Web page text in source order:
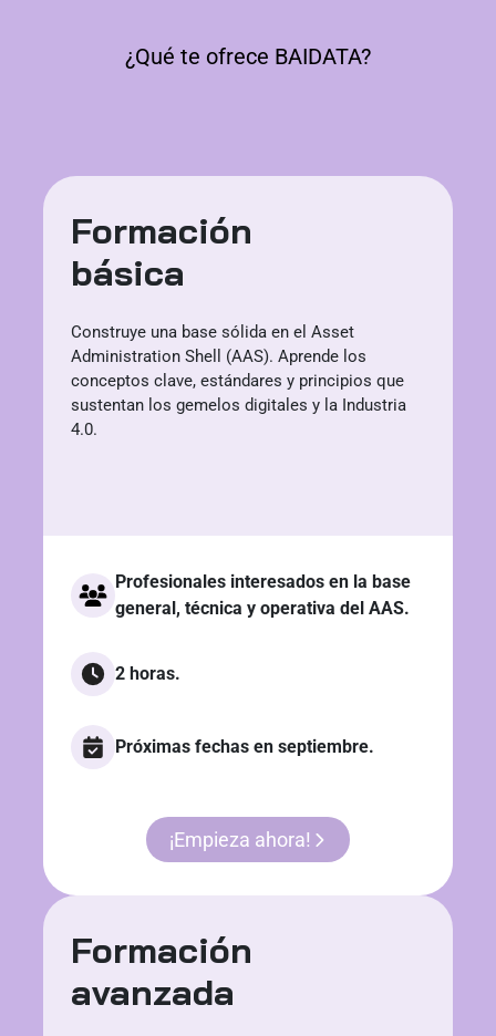
¿Qué te ofrece BAIDATA?
Formación
básica
Construye una base sólida en el Asset
Administration Shell (AAS). Aprende los
conceptos clave, estándares y principios que
sustentan los gemelos digitales y la Industria
4.0.
Profesionales interesados en la base
general, técnica y operativa del AAS.
2 horas.
Próximas fechas en septiembre.
¡Empieza ahora!
Formación
avanzada